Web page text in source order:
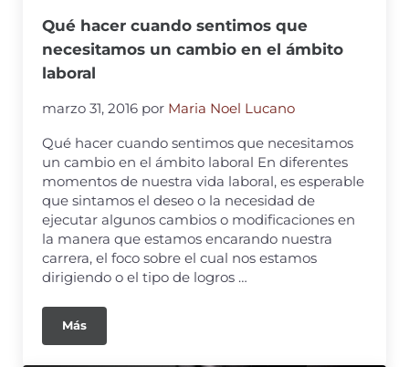
Qué hacer cuando sentimos que
necesitamos un cambio en el ámbito
laboral
marzo 31, 2016 por Maria Noel Lucano
Qué hacer cuando sentimos que necesitamos
un cambio en el ámbito laboral En diferentes
momentos de nuestra vida laboral, es esperable
que sintamos el deseo o la necesidad de
ejecutar algunos cambios o modificaciones en
la manera que estamos encarando nuestra
carrera, el foco sobre el cual nos estamos
dirigiendo o el tipo de logros …
Más